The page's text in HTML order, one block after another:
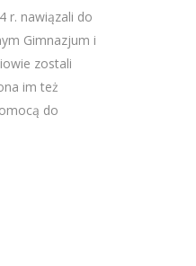
r. nawiązali do
Gimnazjum i
zostali
im też
do